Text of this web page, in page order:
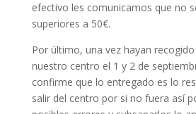
efectivo les comunicamos que no
superiores a 50€.
Por último, una vez hayan
nuestro centro el 1 y 2 de
confirme que lo entregado es lo
salir del centro por si no fuera así